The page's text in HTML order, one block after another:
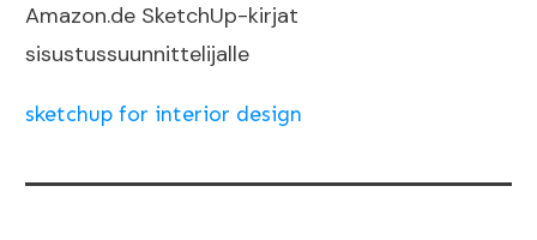
Amazon.de SketchUp-kirjat
sisustussuunnittelijalle
sketchup for interior design